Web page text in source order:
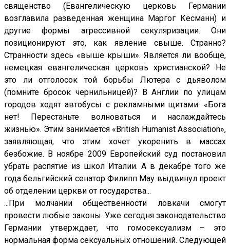
священство (Евангелическую церковь Германии
возглавила разведенная женщина Маргог Кесманн) и
другие формы агрессивной секуляризации. Они
позиционируют это, как явление свыше. Странно?
Странности здесь «выше крыши». Является ли вообще,
немецкая евангелическая церковь христианской? Не
это ли отголосок той борьбы Лютера с дьяволом
(помните бросок чернильницей)? В Англии по улицам
городов ходят автобусы с рекламными щитами. «Бога
нет! Перестаньте волноваться и наслаждайтесь
жизнью». Этим занимается «British Humanist Association»,
заявляющая, что этим хочет укоренить в массах
безбожие. В ноябре 2009 Европейский суд постановил
убрать распятие из школ Италии. А в декабре того же
года бельгийский сенатор Филипп Мау выдвинул проект
об отделении церкви от государства...
...При молчании общественности ловкачи смогут
провести любые законы. Уже сегодня законодательство
Германии утверждает, что гомосексуализм – это
нормальная форма сексуальных отношений. Следующей